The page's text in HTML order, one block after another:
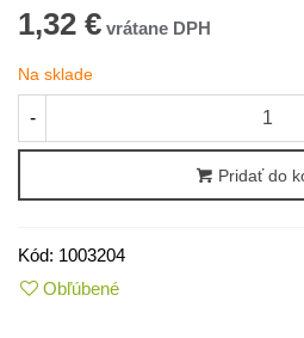
1,32 €
Na sklade
-
Pridať do
Kód: 1003204
Obľúbené